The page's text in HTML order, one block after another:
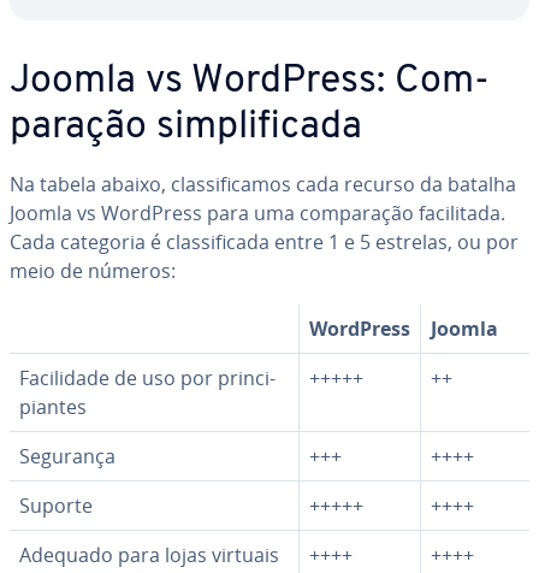
Joomla vs WordPress: Com­
pa­ra­ção sim­pli­fi­cada
Na tabela abaixo, clas­si­fi­ca­mos cada recurso da batalha
Joomla vs WordPress para uma com­pa­ra­ção fa­ci­li­tada.
Cada categoria é clas­si­fi­cada entre 1 e 5 estrelas, ou por
meio de números:
WordPress
Joomla
Fa­ci­li­dade de uso por prin­ci­
pi­an­tes
+++++ ++
Segurança +++
++++
Suporte
+++++
++++
Adequado para lojas virtuais
++++
++++